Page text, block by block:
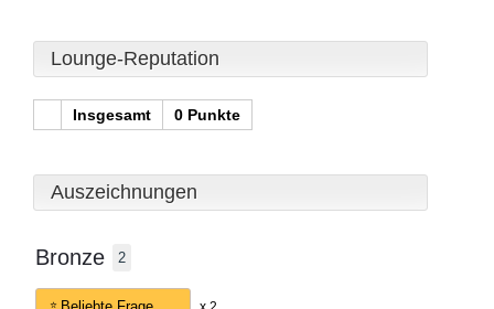
Lounge-Reputation
Insgesamt 0 Punkte
Auszeichnungen
Bronze 2